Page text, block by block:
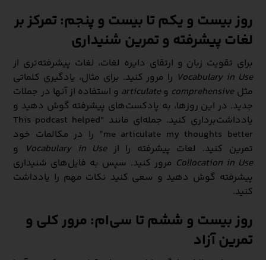
روز بیست و یکم تا بیست و پنجم: تمرکز بر
لغات پیشرفته و تمرین شنیداری
برای تقویت زبان و ارتقای دایره لغات، لغات پیشرفته‌تری از
Vocabulary in Use را مرور کنید. برای مثال، یادگیری کلماتی
مثلcomprehensive وarticulate و استفاده از آنها در جملات
جدید. در این روزها، به پادکست‌های پیشرفته گوش دهید و
یادداشت‌برداری کنید. جمله‌ای مانند “This podcast helped
me articulate my thoughts better” را در مکالمات خود
تمرین کنید. لغات پیشرفته را ازVocabulary in Use
و
Collocation in Use مرور کنید. سپس به فایل‌های شنیداری
پیشرفته گوش دهید و سعی کنید نکات مهم را یادداشت
کنید.
روز بیست و ششم تا سی‌ام: مرور کلی و
تمرین آزاد